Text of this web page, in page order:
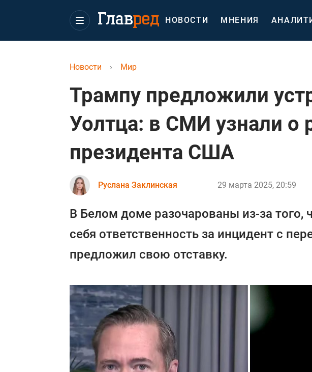
НОВОСТИ МНЕНИЯ
Новости › Мир
Трампу предложили
Уолтца: в СМИ узнали о
президента США
Руслана Заклинская 29 марта 2025, 20:59
В Белом доме разочарованы из-за того,
себя ответственность за инцидент с
предложил свою отставку.